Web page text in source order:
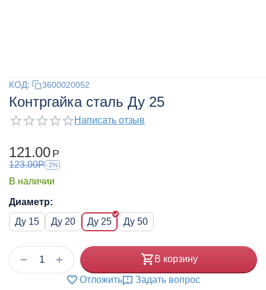
КОД: 3600020052
Контргайка сталь Ду 25
Написать отзыв
121.00 Р
123.00Р -2%
В наличии
Диаметр:
Ду 15
Ду 20 Ду 25 Ду 50
+
− В корзину
Отложить Задать вопрос